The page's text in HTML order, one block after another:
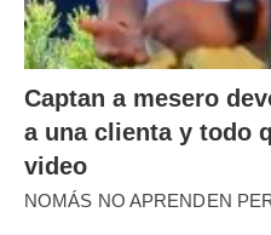
Captan a mesero
a una clienta y todo
video
NOMÁS NO APRENDEN